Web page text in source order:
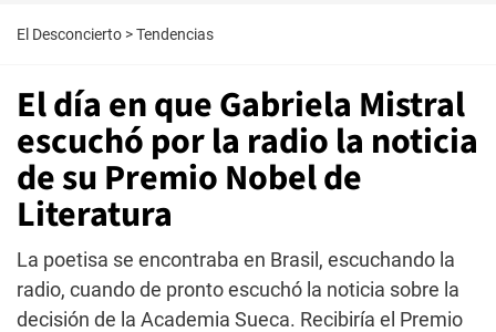
El Desconcierto >Tendencias
El día en que Gabriela Mistral
escuchó por la radio la noticia
de su Premio Nobel de
Literatura
La poetisa se encontraba en Brasil, escuchando la
radio, cuando de pronto escuchó la noticia sobre la
decisión de la Academia Sueca. Recibiría el Premio